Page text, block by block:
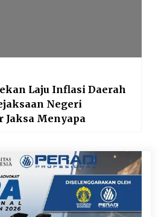
Laju Inflasi Daerah
Negeri
Jaksa Menyapa